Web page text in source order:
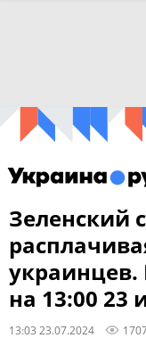
Зеленский
украинцев.
на 13:00 23
13:03 23.07.2024